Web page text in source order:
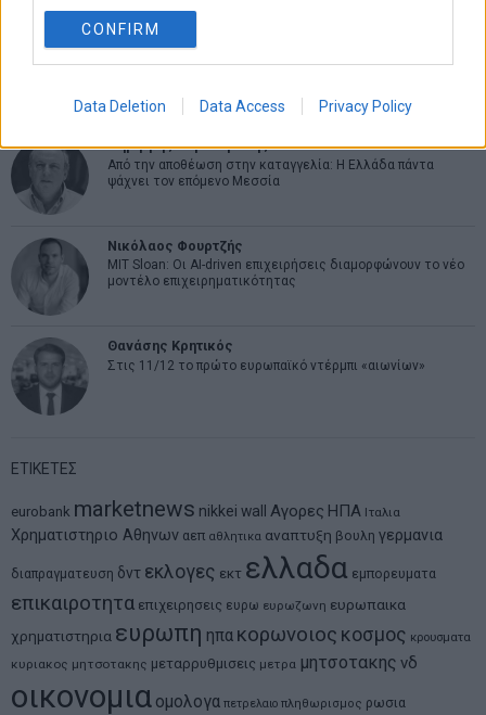
CONFIRM
Data Deletion Data Access Privacy Policy
Σταματίνα Σταματάκου
Η βία κατά των ζώων δεν αντέχει βολικές ερμηνείες
Δημήτρης Καμπουράκης
Από την αποθέωση στην καταγγελία: Η Ελλάδα πάντα
ψάχνει τον επόμενο Μεσσία
Νικόλαος Φουρτζής
MIT Sloan: Οι AI-driven επιχειρήσεις διαμορφώνουν το νέο
μοντέλο επιχειρηματικότητας
Θανάσης Κρητικός
Στις 11/12 το πρώτο ευρωπαϊκό ντέρμπι «αιωνίων»
ΕΤΙΚΕΤΕΣ
eurobank marketnews nikkei wall Αγορες ΗΠΑ Ιταλια
Χρηματιστηριο Αθηνων αεπ αθλητικα αναπτυξη βουλη γερμανια
διαπραγματευση δντ εκλογες εκτ ελλαδα εμπορευματα
επικαιροτητα επιχειρησεις ευρω ευρωζωνη ευρωπαικα
χρηματιστηρια ευρωπη ηπα κορωνοιος κοσμος κρουσματα
κυριακος μητσοτακης μεταρρυθμισεις μετρα μητσοτακης νδ
οικονομια ομολογα πετρελαιο πληθωρισμος ρωσια